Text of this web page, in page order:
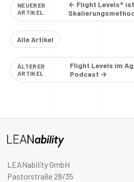
NEUERER
ARTIKEL
← Flight Levels®
Alle Artikel
ÄLTERER
ARTIKEL
Flight Levels im
Podcast →
LEANability GmbH
Pastorstraße 28/35